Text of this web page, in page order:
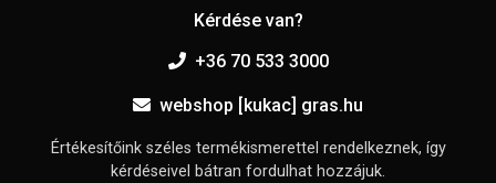
Kérdése van?
+36 70 533 3000
webshop [kukac] gras.hu
Értékesítőink széles termékismerettel rendelkeznek, így
kérdéseivel bátran fordulhat hozzájuk.